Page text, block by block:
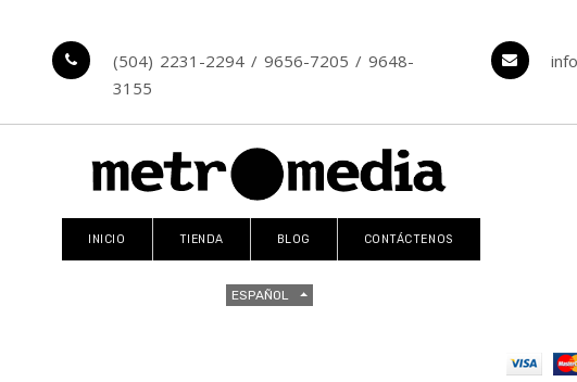
(504) 2231-2294 / 9656-7205 / 9648-
3155
INICIO TIENDA BLOG CONTÁCTENOS
ESPAÑOL